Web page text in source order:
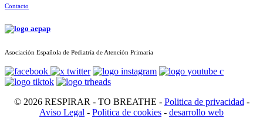
Contacto
Asociación Española de Pediatría de Atención Primaria
© 2026 RESPIRAR - TO BREATHE - Politica de privacidad -
Aviso Legal - Politica de cookies - desarrollo web